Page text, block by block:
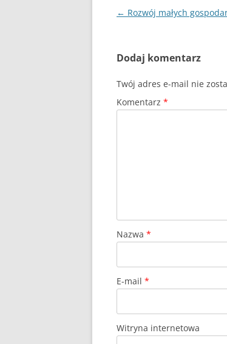
Nawigacja
← Rozwój małych
Dodaj komentarz
Twój adres e-mail nie
Komentarz *
Nazwa *
E-mail *
Witryna internetowa